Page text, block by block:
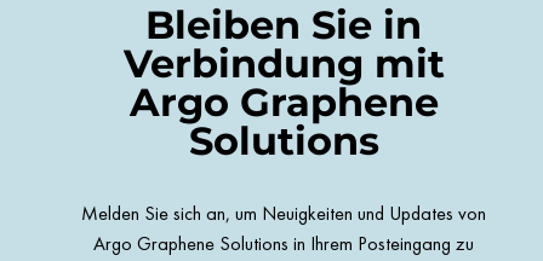
Bleiben Sie in
Verbindung mit
Argo Graphene
Solutions
Melden Sie sich an, um Neuigkeiten und Updates von
Argo Graphene Solutions in Ihrem Posteingang zu